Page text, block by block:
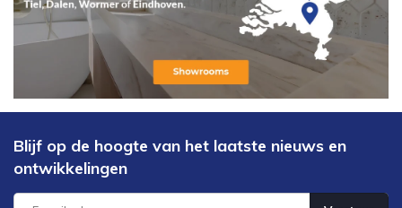
Blijf op de hoogte van het laatste nieuws en
ontwikkelingen